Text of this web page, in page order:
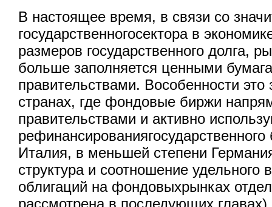
В настоящее время, в связи со
государственногосектора в
размеров государственного долга,
больше заполняется ценными
правительствами. Вособенности это
странах, где фондовые биржи
правительствами и активно
Италия, в меньшей степени
структура и соотношение удельного
облигаций на фондовыхрынках